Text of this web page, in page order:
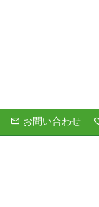
お問い合わせ
価格